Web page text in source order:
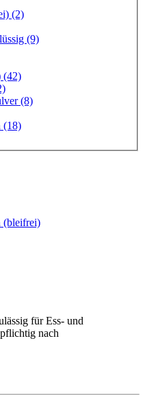
(2)
(9)
(42)
(8)
(18)
für Ess- und
nach